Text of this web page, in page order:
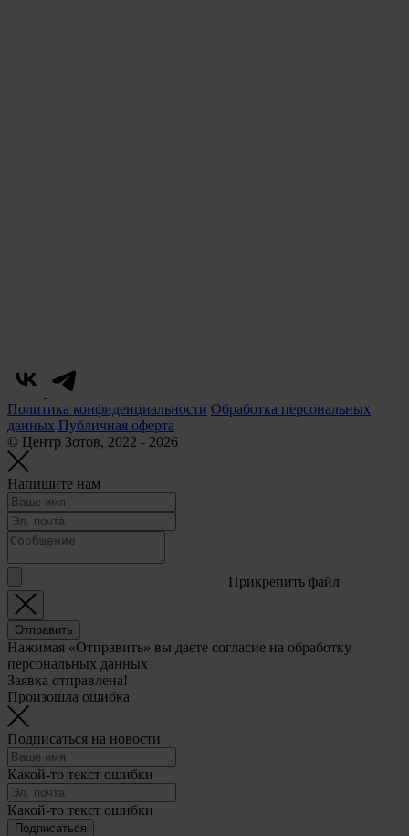
Политика конфиденциальности Обработка персональных
данных Публичная оферта
© Центр Зотов, 2022 - 2026
Напишите нам
Прикрепить файл
Отправить
Нажимая «Отправить» вы даете согласие на обработку
персональных данных
Заявка отправлена!
Произошла ошибка
Подписаться на новости
Какой-то текст ошибки
Какой-то текст ошибки
Подписаться